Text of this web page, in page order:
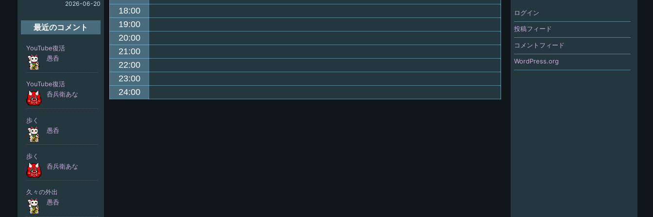
18:00
19:00
20:00
21:00
22:00
23:00
24:00
ログイン
投稿フィード
コメントフィード
WordPress.org
2026-06-20
最近のコメント